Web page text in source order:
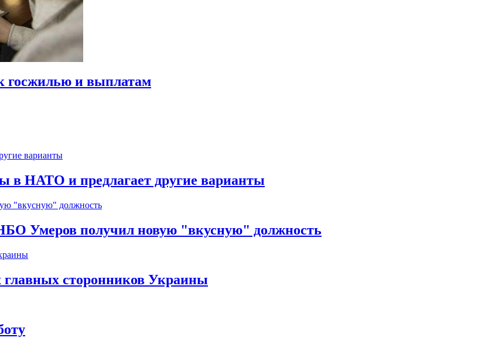
госжилью и выплатам
в НАТО и предлагает другие варианты
Умеров получил новую "вкусную" должность
сторонников Украины